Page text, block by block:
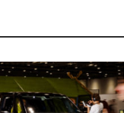
ジャガー
マクラーレン